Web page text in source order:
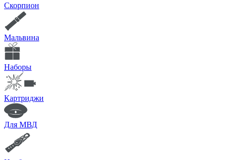
Скорпион
Мальвина
Наборы
Картриджи
Для МВД